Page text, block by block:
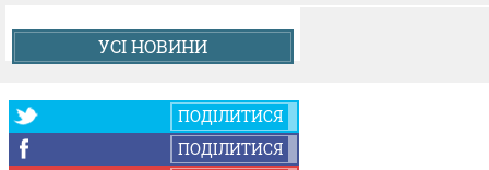
УСІ НОВИНИ
ПОДІЛИТИСЯ
ПОДІЛИТИСЯ